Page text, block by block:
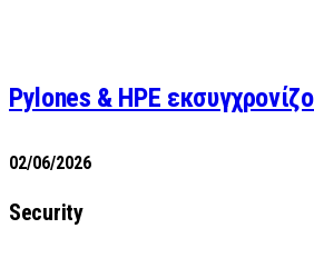
Pylones & HPE
02/06/2026
Security